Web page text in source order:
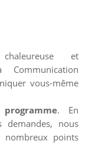
et
vous-même
. En
nous
points